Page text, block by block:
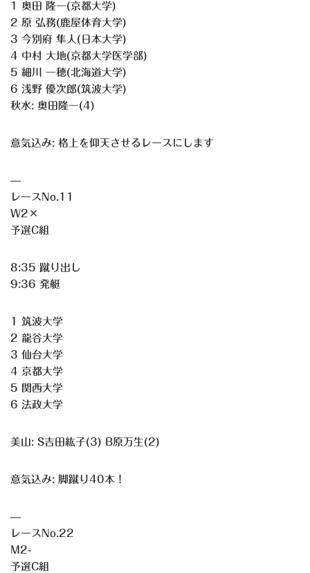
1 奥田 隆一(京都大学)
2 原 弘務(鹿屋体育大学)
3 今別府 隼人(日本大学)
4 中村 大地(京都大学医学部)
5 細川 一穂(北海道大学)
6 浅野 優次郎(筑波大学)
秋水: 奥田隆一(4)
意気込み: 格上を仰天させるレースにします
—
レースNo.11
W2×
予選C組
8:35 蹴り出し
9:36 発艇
1 筑波大学
2 龍谷大学
3 仙台大学
4 京都大学
5 関西大学
6 法政大学
美山: S吉田紘子(3) B原万生(2)
意気込み: 脚蹴り40本！
—
レースNo.22
M2-
予選C組